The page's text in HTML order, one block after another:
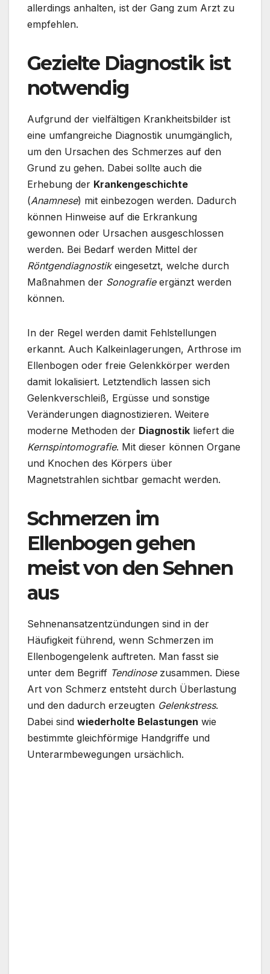
allerdings anhalten, ist der Gang zum Arzt zu
empfehlen.
Gezielte Diagnostik ist
notwendig
Aufgrund der vielfältigen Krankheitsbilder ist
eine umfangreiche Diagnostik unumgänglich,
um den Ursachen des Schmerzes auf den
Grund zu gehen. Dabei sollte auch die
Erhebung der Krankengeschichte
(Anamnese) mit einbezogen werden. Dadurch
können Hinweise auf die Erkrankung
gewonnen oder Ursachen ausgeschlossen
werden. Bei Bedarf werden Mittel der
Röntgendiagnostik eingesetzt, welche durch
Maßnahmen der Sonografieergänzt werden
können.
In der Regel werden damit Fehlstellungen
erkannt. Auch Kalkeinlagerungen, Arthrose im
Ellenbogen oder freie Gelenkkörper werden
damit lokalisiert. Letztendlich lassen sich
Gelenkverschleiß, Ergüsse und sonstige
Veränderungen diagnostizieren. Weitere
moderne Methoden der Diagnostik liefert die
Kernspintomografie. Mit dieser können Organe
und Knochen des Körpers über
Magnetstrahlen sichtbar gemacht werden.
Schmerzen im
Ellenbogen gehen
meist von den Sehnen
aus
Sehnenansatzentzündungen sind in der
Häufigkeit führend, wenn Schmerzen im
Ellenbogengelenk auftreten. Man fasst sie
unter dem Begriff Tendinosezusammen. Diese
Art von Schmerz entsteht durch Überlastung
und den dadurch erzeugten Gelenkstress.
Dabei sind wiederholte Belastungen wie
bestimmte gleichförmige Handgriffe und
Unterarmbewegungen ursächlich.